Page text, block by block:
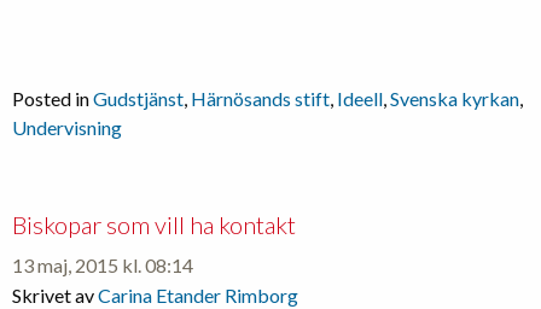
Posted inGudstjänst, Härnösands stift, Ideell,Svenska kyrkan,
Undervisning
Biskopar som vill ha kontakt
13 maj, 2015 kl. 08:14
Skrivet avCarina Etander Rimborg